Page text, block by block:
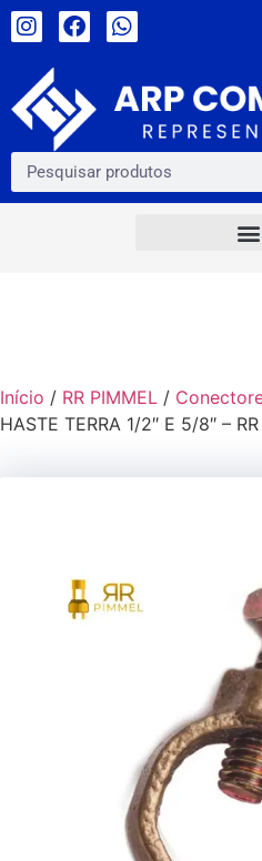
Início / RR PIMMEL /
HASTE TERRA 1/2″ E 5/8″ –